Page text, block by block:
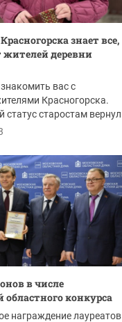
знает все,
жителей деревни
вас с
Красногорска.
старостам вернул
в числе
областного конкурса
награждение лауреатов